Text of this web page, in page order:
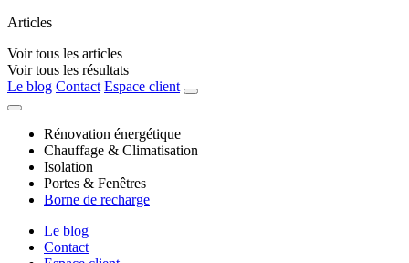
Articles
Voir tous les articles
Voir tous les résultats
Le blog Contact Espace client
Rénovation énergétique
Chauffage & Climatisation
Isolation
Portes & Fenêtres
Borne de recharge
Le blog
Contact